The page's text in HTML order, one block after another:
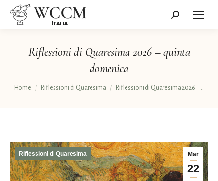
Cerca:
Riflessioni di Quaresima 2026 – quinta
domenica
Tu sei qui:
Home Riflessioni di Quaresima Riflessioni di Quaresima 2026 –…
Mar
22
Riflessioni di Quaresima